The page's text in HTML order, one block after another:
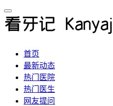
首页
最新动态
热门医院
热门医生
网友提问